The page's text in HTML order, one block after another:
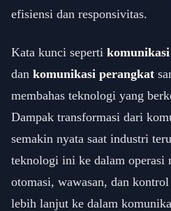
efisiensi dan responsivitas.
Kata kunci seperti
dan komunikasi perangkat
membahas teknologi yang
Dampak transformasi dari
semakin nyata saat industri
teknologi ini ke dalam operasi
otomasi, wawasan, dan
lebih lanjut ke dalam